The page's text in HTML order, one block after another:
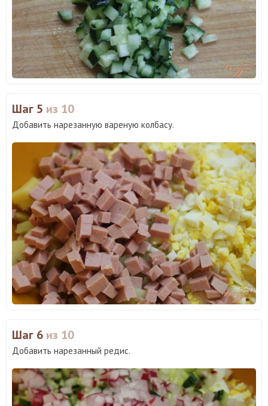
Шаг 5 из 10
Добавить нарезанную вареную колбасу.
Шаг 6 из 10
Добавить нарезанный редис.